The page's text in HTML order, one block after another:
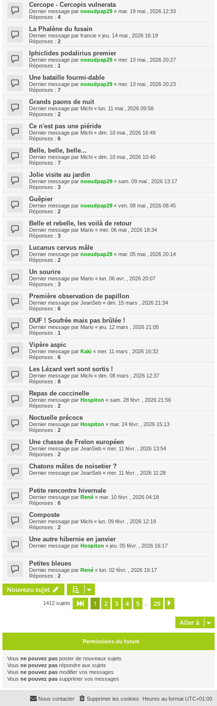
Cercope - Cercopis vulnerata
Dernier message par noeudpap29 « mar. 19 mai , 2026 12:33
Réponses : 4
La Phalène du fusain
Dernier message par francie « jeu. 14 mai , 2026 16:19
Réponses : 2
Iphiclides podalirius premier
Dernier message par noeudpap29 « mer. 13 mai , 2026 20:27
Réponses : 1
Une bataille fourmi-dable
Dernier message par noeudpap29 « mer. 13 mai , 2026 20:23
Réponses : 7
Grands paons de nuit
Dernier message par Michi « lun. 11 mai , 2026 09:58
Réponses : 2
Ce n'est pas une piéride
Dernier message par Michi « dim. 10 mai , 2026 16:49
Réponses : 6
Belle, belle, belle...
Dernier message par Michi « dim. 10 mai , 2026 10:40
Réponses : 7
Jolie visite au jardin
Dernier message par noeudpap29 « sam. 09 mai , 2026 13:17
Réponses : 3
Guêpier
Dernier message par noeudpap29 « ven. 08 mai , 2026 08:45
Réponses : 2
Belle et rebelle, les voilà de retour
Dernier message par Mario « mer. 06 mai , 2026 18:34
Réponses : 3
Lucanus cervus mâle
Dernier message par noeudpap29 « mar. 05 mai , 2026 20:14
Réponses : 2
Un sourire
Dernier message par Mario « lun. 06 avr. , 2026 20:07
Réponses : 3
Première observation de papillon
Dernier message par JeanSeb « dim. 15 mars , 2026 21:34
Réponses : 6
OUF ! Soufrée mais pas brûlée !
Dernier message par Mario « jeu. 12 mars , 2026 21:05
Réponses : 1
Vipère aspic
Dernier message par Kaki « mer. 11 mars , 2026 16:32
Réponses : 6
Les Lézard vert sont sortis !
Dernier message par Michi « dim. 08 mars , 2026 12:37
Réponses : 8
Repas de coccinelle
Dernier message par Hospiton « sam. 28 févr. , 2026 21:56
Réponses : 2
Noctuelle précoce
Dernier message par Hospiton « mar. 24 févr. , 2026 15:13
Réponses : 2
Une chasse de Frelon européen
Dernier message par JeanSeb « mer. 11 févr. , 2026 13:54
Réponses : 2
Chatons mâles de noisetier ?
Dernier message par JeanSeb « mer. 11 févr. , 2026 11:28
Petite rencontre hivernale
Dernier message par René « mar. 10 févr. , 2026 04:18
Réponses : 6
Composte
Dernier message par Michi « lun. 09 févr. , 2026 12:19
Réponses : 2
Une autre hibernie en janvier
Dernier message par Hospiton « jeu. 05 févr. , 2026 16:17
Petites bleues
Dernier message par René « lun. 02 févr. , 2026 19:17
Réponses : 2
Nouveau sujet
1412 sujets Page 1sur29
1 2 3 4 5 29
Aller à
Permissions du forum
Vous ne pouvez pas poster de nouveaux sujets
Vous ne pouvez pas répondre aux sujets
Vous ne pouvez pas modifier vos messages
Vous ne pouvez pas supprimer vos messages
Heures au format UTC+01:00
Supprimer les cookies
Nous contacter